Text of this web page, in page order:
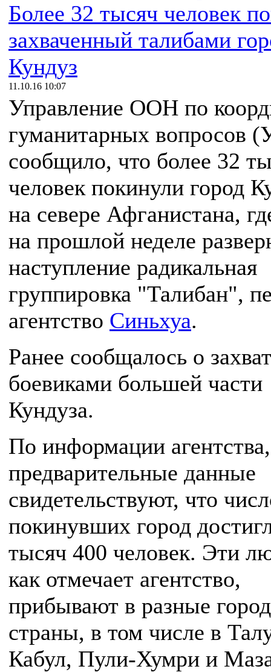
Более 32 тысяч человек
захваченный талибами
Кундуз
11.10.16 10:07
Управление ООН по
гуманитарных вопросов
сообщило, что более 32
человек покинули город
на севере Афганистана,
на прошлой неделе
наступление радикальная
группировка "Талибан",
агентство Синьхуа.
Ранее сообщалось о
боевиками большей части
Кундуза.
По информации агентства,
предварительные данные
свидетельствуют, что
покинувших город
тысяч 400 человек. Эти
как отмечает агентство,
прибывают в разные
страны, в том числе в
Кабул, Пули-Хумри и